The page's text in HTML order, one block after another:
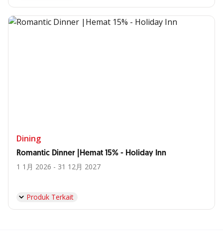
Dining
Romantic Dinner |Hemat 15% - Holiday Inn
1 1月 2026 - 31 12月 2027
Produk Terkait